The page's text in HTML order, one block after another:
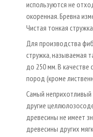
используются не
окоренная. Бревна
Чистая тонкая
Для производства
стружка, называемая
до 250 мм. В
пород (кроме
Самый неприхотливый
другие
древесины не имеет
древесины других